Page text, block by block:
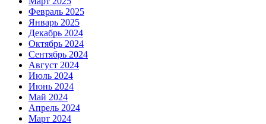
Февраль 2025
Январь 2025
Декабрь 2024
Октябрь 2024
Сентябрь 2024
Август 2024
Июль 2024
Июнь 2024
Май 2024
Апрель 2024
Март 2024